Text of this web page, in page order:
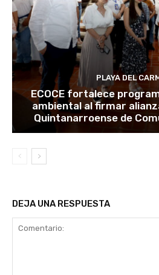
PLAYA DEL
ECOCE fortalece
ambiental al firmar
Quintanarroense de
DEJA UNA RESPUESTA